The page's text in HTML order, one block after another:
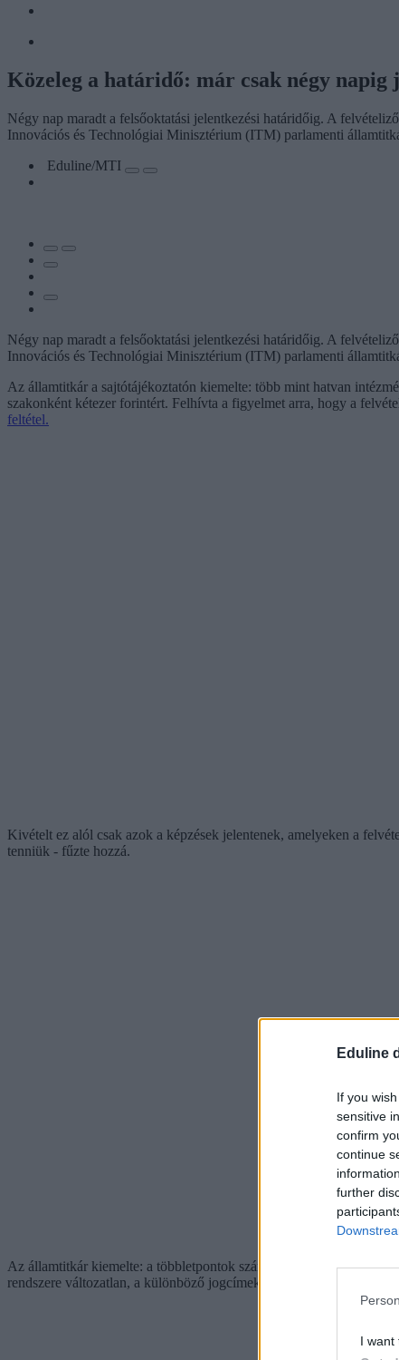
Eduline
If you
sensitive
confirm
continue
further
I want
Közeleg a határidő: már csak négy
Négy nap maradt a felsőoktatási jelentkezési határidőig. A
Innovációs és Technológiai Minisztérium (ITM) parlamenti
Eduline/MTI
Négy nap maradt a felsőoktatási jelentkezési határidőig. A
Innovációs és Technológiai Minisztérium (ITM) parlamenti
Az államtitkár a sajtótájékoztatón kiemelte: több mint hatvan
szakonként kétezer forintért. Felhívta a figyelmet arra, hogy a
feltétel.
Kivételt ez alól csak azok a képzések jelentenek, amelyeken a
tenniük - fűzte hozzá.
Az államtitkár kiemelte: a többletpontok számítása során már az
rendszere változatlan, a különböző jogcímeken összesen 100